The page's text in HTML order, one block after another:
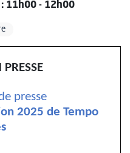
11h00 - 12h00
PRESSE
presse
2025 de Tempo